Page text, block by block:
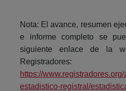
Nota: El avance, resumen
e informe completo se
siguiente enlace de la
Registradores:
https://
estadistico-registral/